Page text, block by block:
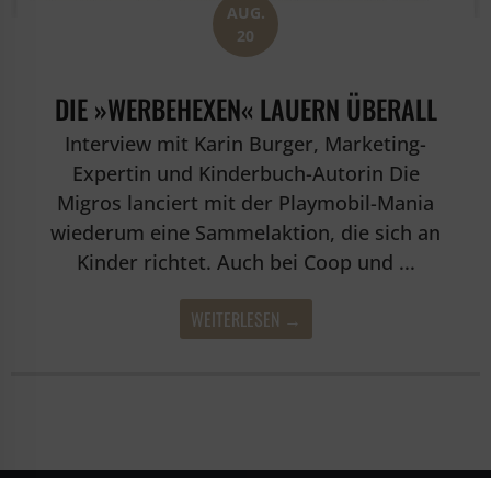
AUG.
20
DIE »WERBEHEXEN« LAUERN ÜBERALL
Interview mit Karin Burger, Marketing-
Expertin und Kinderbuch-Autorin Die
Migros lanciert mit der Playmobil-Mania
wiederum eine Sammelaktion, die sich an
Kinder richtet. Auch bei Coop und ...
WEITERLESEN →